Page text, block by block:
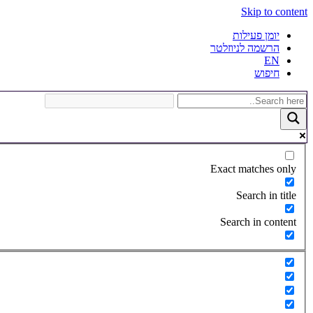
Skip to content
יומן פעילות
הרשמה לניוזלטר
EN
חיפוש
Exact matches only
Search in title
Search in content